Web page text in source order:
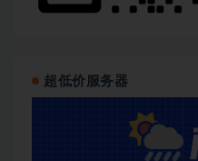
超低价服务器